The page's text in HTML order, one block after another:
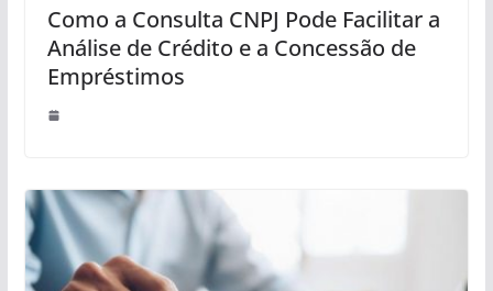
Como a Consulta CNPJ Pode Facilitar a
Análise de Crédito e a Concessão de
Empréstimos